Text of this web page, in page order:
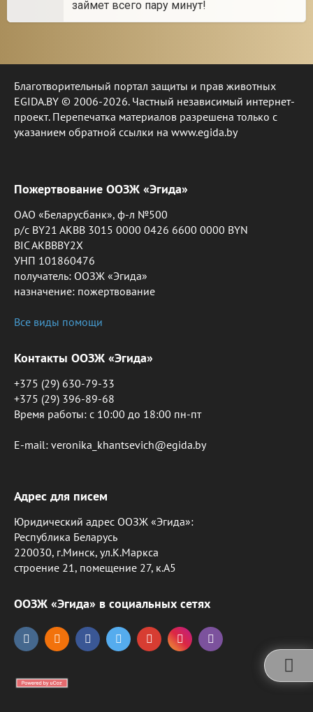
займет всего пару минут!
Благотворительный портал защиты и прав животных
EGIDA.BY © 2006-2026. Частный независимый интернет-
проект. Перепечатка материалов разрешена только с
указанием обратной ссылки на www.egida.by
Пожертвование ООЗЖ «Эгида»
ОАО «Беларусбанк», ф-л №500
р/с BY21 AKBB 3015 0000 0426 6600 0000 BYN
BIC AKBBBY2X
УНП 101860476
получатель: ООЗЖ «Эгида»
назначение: пожертвование
Все виды помощи
Контакты ООЗЖ «Эгида»
+375 (29) 630-79-33
+375 (29) 396-89-68
Время работы: c 10:00 до 18:00 пн-пт
E-mail: veronika_khantsevich@egida.by
Адрес для писем
Юридический адрес ООЗЖ «Эгида»:
Республика Беларусь
220030, г.Минск, ул.К.Маркса
строение 21, помещение 27, к.А5
ООЗЖ «Эгида» в социальных сетях